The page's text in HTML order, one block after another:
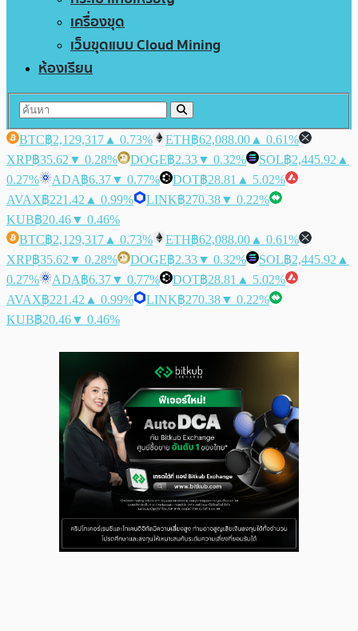
เครื่องขุด
เว็บขุดแบบ Cloud Mining
ห้องเรียน
BTC฿2,129,317 ▲ 0.73% ETH฿62,088.00 ▲ 0.61%
XRP฿35.62 ▼ 0.28% DOGE฿2.33▼ 0.32% SOL฿2,445.92 ▲
0.27%
ADA฿6.37▼ 0.77% DOT฿28.81 ▲ 5.02%
AVAX฿221.42 ▲ 0.99% LINK฿270.38▼ 0.22%
KUB฿20.46▼ 0.46%
BTC฿2,129,317 ▲ 0.73% ETH฿62,088.00 ▲ 0.61%
XRP฿35.62 ▼ 0.28% DOGE฿2.33▼ 0.32% SOL฿2,445.92 ▲
0.27%
ADA฿6.37▼ 0.77% DOT฿28.81 ▲ 5.02%
AVAX฿221.42 ▲ 0.99% LINK฿270.38▼ 0.22%
KUB฿20.46▼ 0.46%